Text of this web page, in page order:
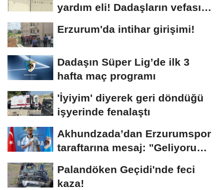
yardım eli! Dadaşların vefası
Erzurum'da intihar girişimi!
Dadaşın Süper Lig’de ilk 3
hafta maç programı
'İyiyim' diyerek geri döndüğü
işyerinde fenalaştı
Akhundzada’dan Erzurumspor
taraftarına mesaj: "Geliyorum
Palandöken Geçidi'nde feci
kaza!